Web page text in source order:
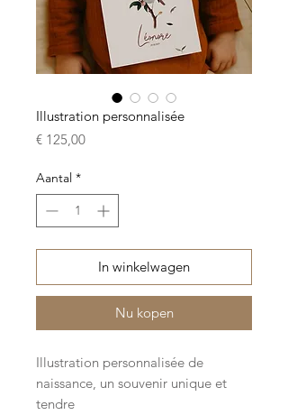
Illustration personnalisée
€ 125,00Prijs
Aantal *
In winkelwagen
Nu kopen
Illustration personnalisée de
naissance, un souvenir unique et
tendre